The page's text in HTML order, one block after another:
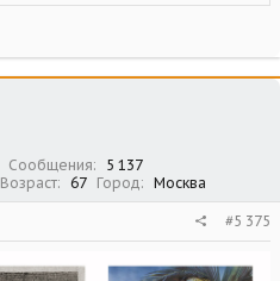
Сообщения
5 137
Возраст 67 Город Москва
#5 375